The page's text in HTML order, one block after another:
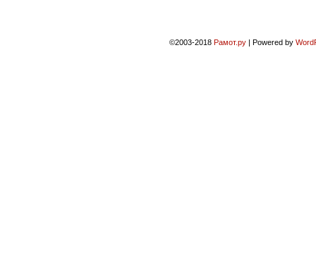
©2003-2018 Рамот.ру | Powered by